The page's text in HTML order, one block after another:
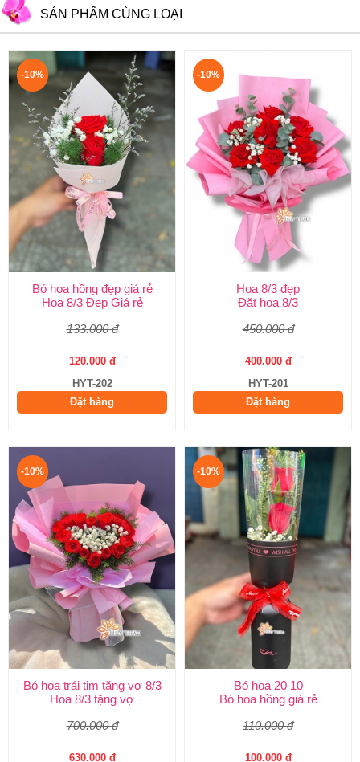
SẢN PHẨM CÙNG LOẠI
-10%
Bó hoa hồng đẹp giá rẻ
Hoa 8/3 Đẹp Giá rẻ
133.000 đ
120.000 đ
HYT-202
Đặt hàng
-10%
Hoa 8/3 đẹp
Đặt hoa 8/3
450.000 đ
400.000 đ
HYT-201
Đặt hàng
-10%
Bó hoa trái tim tặng vợ 8/3
Hoa 8/3 tặng vợ
700.000 đ
630.000 đ
-10%
Bó hoa 20 10
Bó hoa hồng giá rẻ
110.000 đ
100.000 đ